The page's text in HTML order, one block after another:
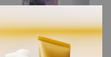
Máscara Facial em Bastão
Skin1004 Poremizing
Quick Clay Stick Mask 27g